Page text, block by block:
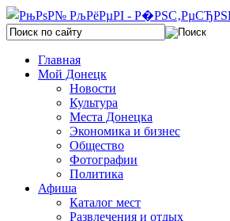
Главная
Мой Донецк
Новости
Культура
Места Донецка
Экономика и бизнес
Общество
Фотографии
Политика
Афиша
Каталог мест
Развлечения и отдых